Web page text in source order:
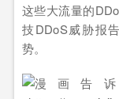
这些大流量的
技DDoS威胁报
势。